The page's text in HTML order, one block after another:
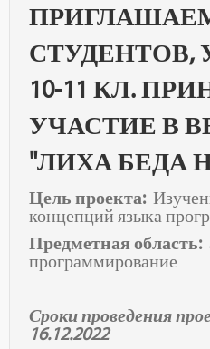
10-11 КЛ.
УЧАСТИЕ В
"ЛИХА БЕДА
Цель проекта:
концепций языка
Предметная область:
программирование
Сроки проведения
16.12.2022